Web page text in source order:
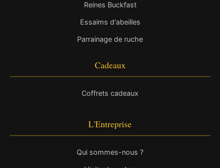
Reines Buckfast
Essaims d'abeilles
Parrainage de ruche
Cadeaux
Coffrets cadeaux
L'Entreprise
Qui sommes-nous ?